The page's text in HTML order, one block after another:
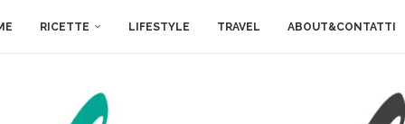
RICETTE LIFESTYLE TRAVEL ABOUT&CONTATTI